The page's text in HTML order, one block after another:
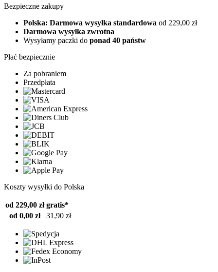
Bezpieczne zakupy
Polska: Darmowa wysyłka standardowa od 229,00 zł
Darmowa wysyłka zwrotna
Wysyłamy paczki do ponad 40 państw
Płać bezpiecznie
Za pobraniem
Przedpłata
Koszty wysyłki do Polska
od 229,00 zł gratis*
od 0,00 zł
31,90 zł